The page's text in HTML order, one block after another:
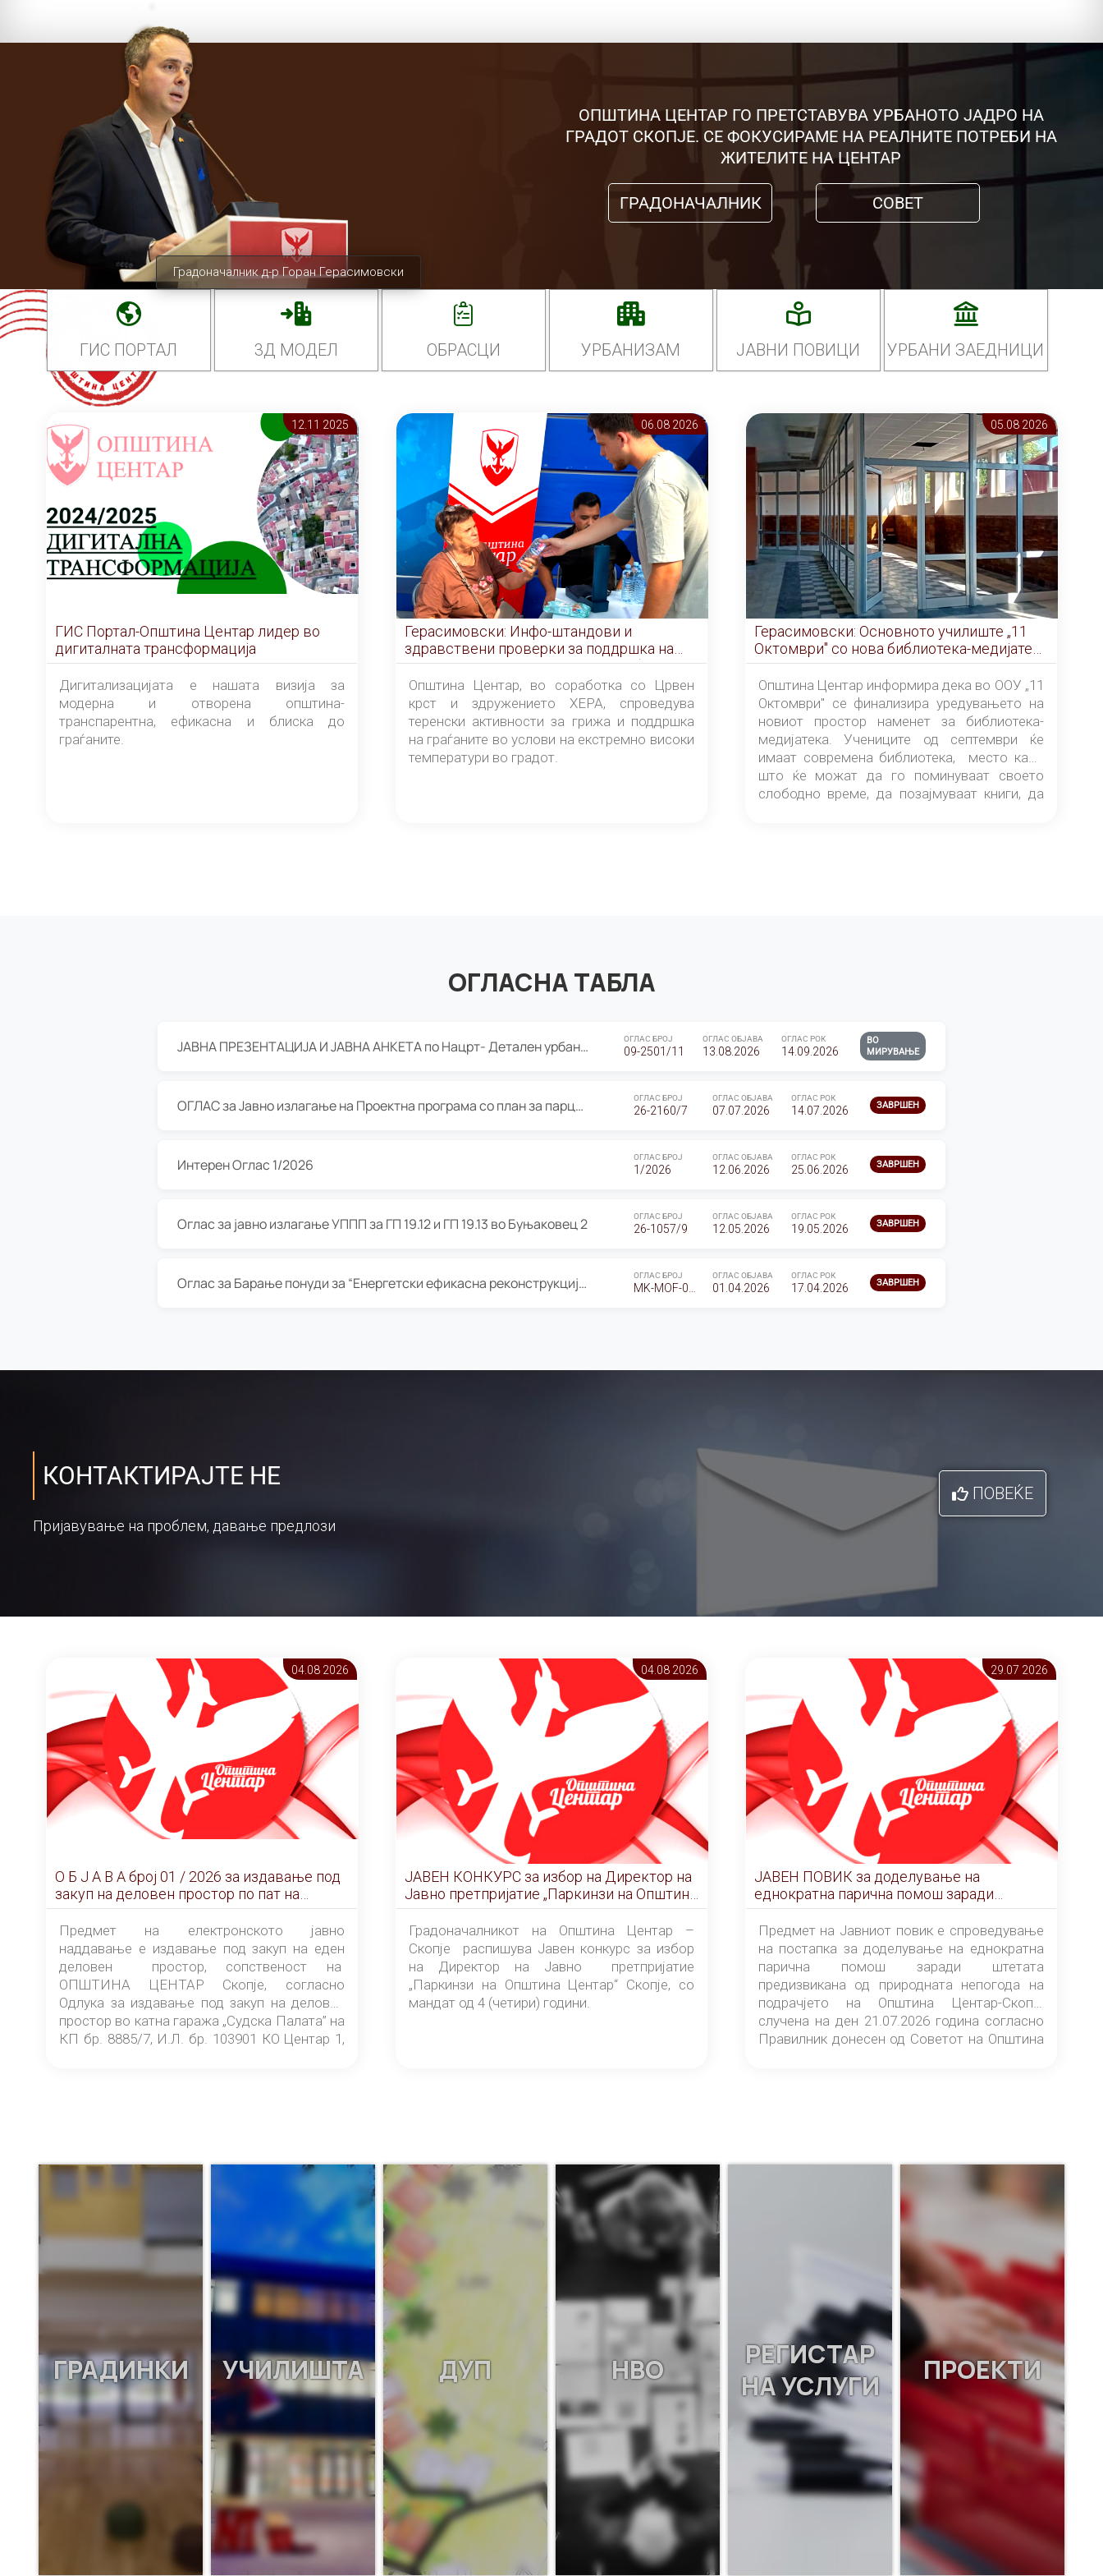
Градоначалник д-р Горан Герасимовски
ОПШТИНА ЦЕНТАР ГО ПРЕТСТАВУВА УРБАНОТО ЈАДРО НА
ГРАДОТ СКОПЈЕ. СЕ ФОКУСИРАМЕ НА РЕАЛНИТЕ ПОТРЕБИ НА
ЖИТЕЛИТЕ НА ЦЕНТАР
ГРАДОНАЧАЛНИК СОВЕТ
ГИС ПОРТАЛ 3Д МОДЕЛ ОБРАСЦИ УРБАНИЗАМ ЈАВНИ ПОВИЦИ УРБАНИ ЗАЕДНИЦИ
12.11 2025
ГИС Портал-Општина Центар лидер во
дигиталната трансформација
Дигитализацијата е нашата визија за
модерна и отворена општина-
транспарентна, ефикасна и блиска до
граѓаните.
06.08 2026
Герасимовски: Инфо-штандови и
здравствени проверки за поддршка на
граѓаните во услови на топлотен бран
Општина Центар, во соработка со Црвен
крст и здружението ХЕРА, спроведува
теренски активности за грижа и поддршка
на граѓаните во услови на екстремно високи
температури во градот.
05.08 2026
Герасимовски: Основното училиште „11
Октомври" со нова библиотека-медијатека
од септември
Општина Центар информира дека во ООУ „11
Октомври" се финализира уредувањето на
новиот простор наменет за библиотека-
медијатека. Учениците од септември ќе
имаат современа библиотека, место каде
што ќе можат да го поминуваат своето
слободно време, да позајмуваат книги, да
ОГЛАСНА ТАБЛА
ЈАВНА ПРЕЗЕНТАЦИЈА И ЈАВНА АНКЕТА по Нацрт- Детален урбанистички план Градска четврт Ј 05- Барутана, Општина Центар- Скопје, плански период 2025-2030 ОГЛАС БРОЈ
09-2501/11
ОГЛАС ОБЈАВА
13.08.2026
ОГЛАС РОК
14.09.2026
ВО
МИРУВАЊЕ
ОГЛАС за Јавно излагање на Проектна програма со план за парцелација за Урбанистички проект со план за парцелација за спојување на ГП 20.12 и ГП 20.37 од Изменување и дополнување на Детален урбанистички план Буњаковец 2, Општина Центар – Скопје ОГЛАС БРОЈ
26-2160/7
ОГЛАС ОБЈАВА
07.07.2026
ОГЛАС РОК
14.07.2026 ЗАВРШЕН
Интерен Оглас 1/2026 ОГЛАС БРОЈ
1/2026
ОГЛАС ОБЈАВА
12.06.2026
ОГЛАС РОК
25.06.2026 ЗАВРШЕН
Оглас за јавно излагање УППП за ГП 19.12 и ГП 19.13 во Буњаковец 2 ОГЛАС БРОЈ
26-1057/9
ОГЛАС ОБЈАВА
12.05.2026
ОГЛАС РОК
19.05.2026 ЗАВРШЕН
Оглас за Барање понуди за “Енергетски ефикасна реконструкција на објектот ООУ „Св. Кирил и Методиј" ОГЛАС БРОЈ ОГЛАС ОБЈАВА
01.04.2026
ОГЛАС РОК
17.04.2026 ЗАВРШЕН
КОНТАКТИРАЈТЕ НЕ
Пријавување на проблем, давање предлози
ПОВЕЌЕ
04.08 2026
О Б Ј А В А брoj 01 / 2026 за издавање под
закуп на деловен простор по пат на
ЕЛЕКТРОНСКО ЈАВНО НАДДАВАЊЕ
Предмет на електронското јавно
наддавање е издавање под закуп на еден
деловен простор, сопственост на
ОПШТИНА ЦЕНТАР Скопје, согласно
Одлука за издавање под закуп на деловен
простор во катна гаража „Судска Палата” на
КП бр. 8885/7, И.Л. бр. 103901 КО Центар 1,
понудувач.
04.08 2026
ЈАВЕН КОНКУРС за избор на Директор на
Јавно претпријатие „Паркинзи на Општина
Центар“ – Скопје
Градоначалникот на Општина Центар –
Скопје распишува Јавен конкурс за избор
на Директор на Јавно претпријатие
„Паркинзи на Општина Центар“ Скопје, со
мандат од 4 (четири) години.
29.07 2026
ЈАВЕН ПОВИК за доделување на
еднократна парична помош заради
штетата предизвикана од природната
непогода на подрачјето на Општина
Центар-Скопје случена на ден 21.07.2026
година
Предмет на Јавниот повик е спроведување
на постапка за доделување на еднократна
парична помош заради штетата
предизвикана од природната непогода на
подрачјето на Општина Центар-Скопје
случена на ден 21.07.2026 година согласно
Правилник донесен од Советот на Општина
ГРАДИНКИ УЧИЛИШТА ДУП НВО
РЕГИСТАР
НА УСЛУГИ
ПРОЕКТИ